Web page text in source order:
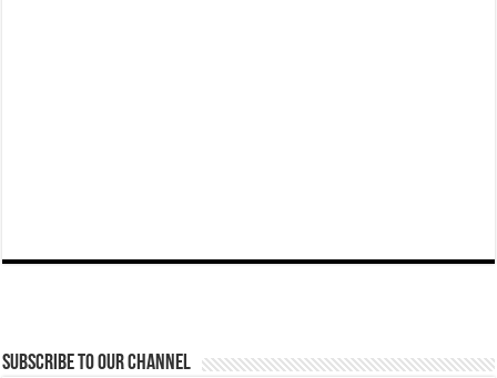
Subscribe to our Channel